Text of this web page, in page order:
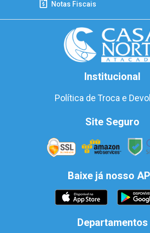
Notas Fiscais
Institucional
Política de Troca e
Site Seguro
Baixe já nosso
Departamentos